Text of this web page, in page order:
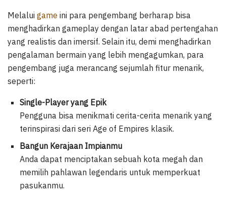
Melalui game ini para pengembang berharap bisa
menghadirkan gameplay dengan latar abad pertengahan
yang realistis dan imersif. Selain itu, demi menghadirkan
pengalaman bermain yang lebih mengagumkan, para
pengembang juga merancang sejumlah fitur menarik,
seperti:
Single-Player yang Epik
Pengguna bisa menikmati cerita-cerita menarik yang
terinspirasi dari seri Age of Empires klasik.
Bangun Kerajaan Impianmu
Anda dapat menciptakan sebuah kota megah dan
memilih pahlawan legendaris untuk memperkuat
pasukanmu.